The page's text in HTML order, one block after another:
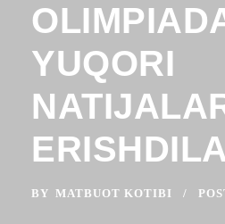
YUQORI
BY MATBUOT KOTIBI